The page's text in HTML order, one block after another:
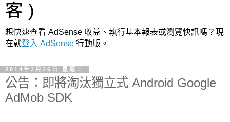
客 )
想快速查看 AdSense 收益、執行基本報表或瀏覽快訊嗎？現
在就登入 AdSense 行動版。
2014年2月26日 星期三
公告：即將淘汰獨立式 Android Google
AdMob SDK